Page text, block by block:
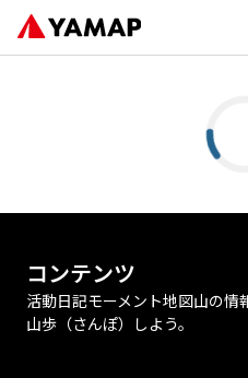
コンテンツ
活動日記モーメント地図山の情
山歩（さんぽ）しよう。